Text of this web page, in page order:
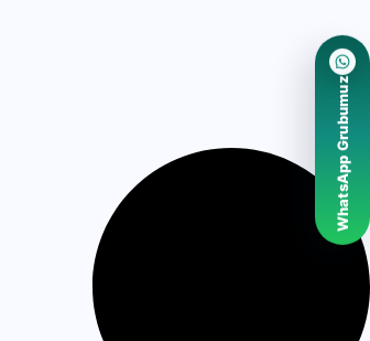
WhatsApp Grubumuz